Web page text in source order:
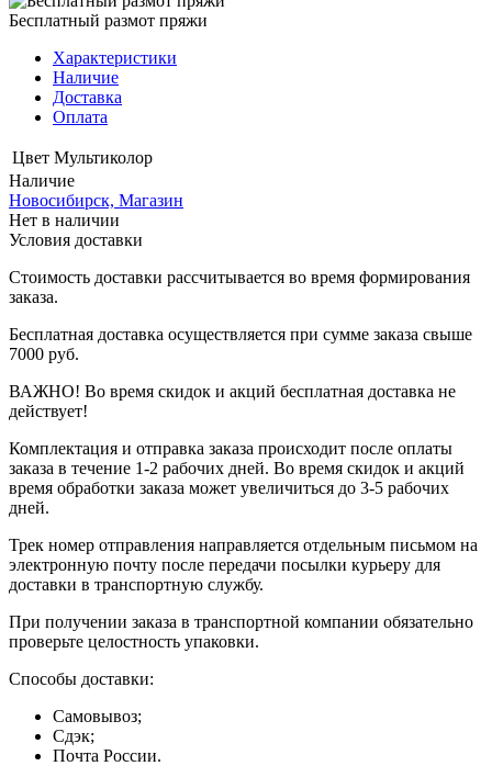
Бесплатный размот пряжи
Характеристики
Наличие
Доставка
Оплата
Цвет Мультиколор
Наличие
Новосибирск, Магазин
Нет в наличии
Условия доставки
Стоимость доставки рассчитывается во время формирования
заказа.
Бесплатная доставка осуществляется при сумме заказа свыше
7000 руб.
ВАЖНО! Во время скидок и акций бесплатная доставка не
действует!
Комплектация и отправка заказа происходит после оплаты
заказа в течение 1-2 рабочих дней. Во время скидок и акций
время обработки заказа может увеличиться до 3-5 рабочих
дней.
Трек номер отправления направляется отдельным письмом на
электронную почту после передачи посылки курьеру для
доставки в транспортную службу.
При получении заказа в транспортной компании обязательно
проверьте целостность упаковки.
Способы доставки:
Самовывоз;
Сдэк;
Почта России.